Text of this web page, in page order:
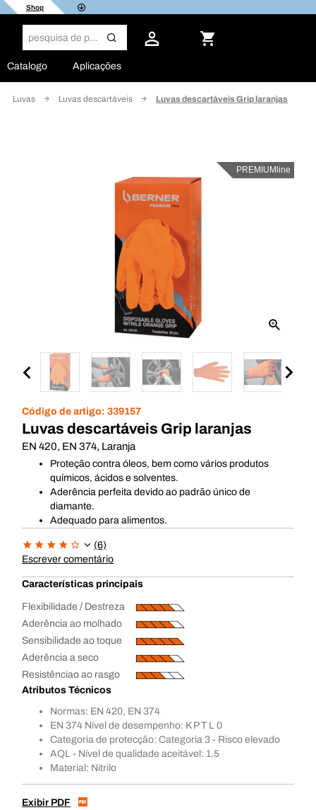
Shop
Catalogo Aplicações
Luvas Luvas descartáveis Luvas descartáveis Grip laranjas
PREMIUMline
Código de artigo: 339157
Luvas descartáveis Grip laranjas
EN 420, EN 374, Laranja
Proteção contra óleos, bem como vários produtos
químicos, ácidos e solventes.
Aderência perfeita devido ao padrão único de
diamante.
Adequado para alimentos.
(6)
Escrever comentário
Características principais
Flexibilidade / Destreza
Aderência ao molhado
Sensibilidade ao toque
Aderência a seco
Resistênciao ao rasgo
Atributos Técnicos
Normas: EN 420, EN 374
EN 374 Nível de desempenho: K P T L 0
Categoria de protecção: Categoria 3 - Risco elevado
AQL - Nível de qualidade aceitável: 1,5
Material: Nitrilo
Exibir PDF